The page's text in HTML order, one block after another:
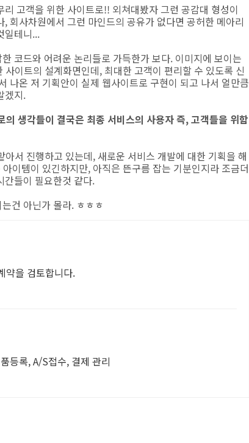
리 고객을 위한 사이트로!! 외쳐대봤자 그런 공감대 형성이
, 회사차원에서 그런 마인드의 공유가 없다면 공허한 메아리
일테니...
코드와 어려운 논리들로 가득한가 보다. 이미지에 보이는
이트의 설계화면인데, 최대한 고객이 편리할 수 있도록 신
나온 저 기획안이 실제 웹사이트로 구현이 되고 나서 얼만큼
겠지.
생각들이 결국은 최종 서비스의 사용자 즉, 고객들을 위함
서 진행하고 있는데, 새로운 서비스 개발에 대한 기획을 해
이템이 있긴하지만, 아직은 뜬구름 잡는 기분인지라 조금더
간들이 필요한것 같다.
건 아닌가 몰라. ㅎㅎㅎ
약을 검토합니다.
등록, A/S접수, 결제 관리